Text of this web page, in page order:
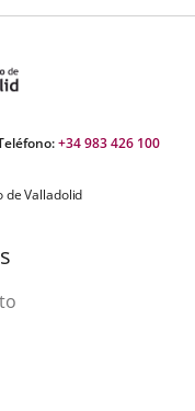
+34 983 426 100
de Valladolid